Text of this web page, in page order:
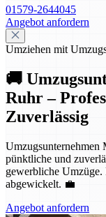
01579-2644045
Angebot anfordern
Umziehen mit
🚚
Ruhr –
Zuverlässig
Umzugsunternehmen
pünktliche und
gewerbliche Umzüge.
abgewickelt. 💼
Angebot anfordern